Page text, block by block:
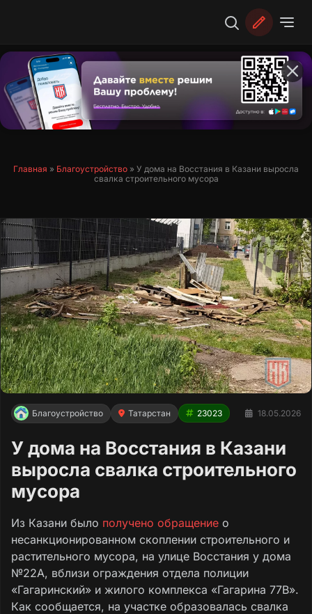
Главная » Благоустройство » У дома на Восстания в Казани выросла
свалка строительного мусора
Благоустройство Татарстан 23023 18.05.2026
У дома на Восстания в Казани
выросла свалка строительного
мусора
Из Казани было получено обращение о
несанкционированном скоплении строительного и
растительного мусора, на улице Восстания у дома
№22А, вблизи ограждения отдела полиции
«Гагаринский» и жилого комплекса «Гагарина 77В».
Как сообщается, на участке образовалась свалка